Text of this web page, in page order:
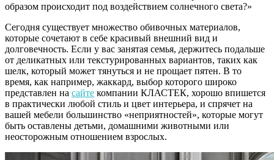
образом происходит под воздействием солнечного света?»
Сегодня существует множество обивочных материалов,
которые сочетают в себе красивый внешний вид и
долговечность. Если у вас занятая семья, держитесь подальше
от деликатных или текстурированных вариантов, таких как
шелк, который может тянуться и не прощает пятен. В то
время, как например, жаккард, выбор которого широко
представлен на сайте компании КЛАСТЕК, хорошо впишется
в практически любой стиль и цвет интерьера, и спрячет на
вашей мебели большинство «неприятностей», которые могут
быть оставлены детьми, домашними животными или
неосторожным отношением взрослых.